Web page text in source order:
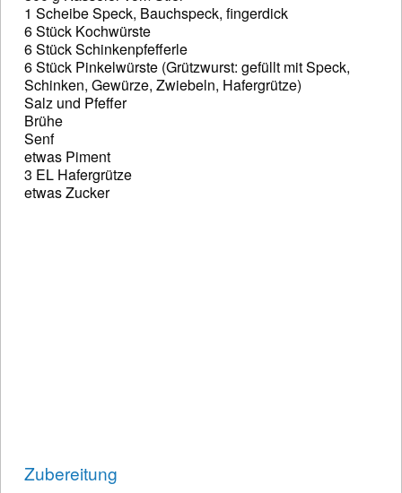
1 Scheibe Speck, Bauchspeck, fingerdick
6 Stück Kochwürste
6 Stück Schinkenpfefferle
6 Stück Pinkelwürste (Grützwurst: gefüllt mit Speck,
Schinken, Gewürze, Zwiebeln, Hafergrütze)
Salz und Pfeffer
Brühe
Senf
etwas Piment
3 EL Hafergrütze
etwas Zucker
Zubereitung